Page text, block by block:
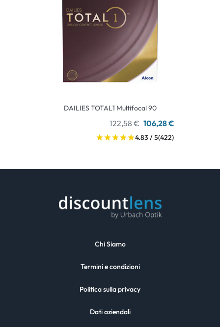
DAILIES TOTAL1 Multifocal 90
122,58 € 106,28 €
4.83 / 5(422)
Chi Siamo
Termini e condizioni
Politica sulla privacy
Dati aziendali